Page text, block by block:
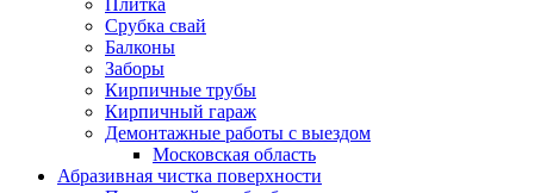
Срубка свай
Балконы
Заборы
Кирпичные трубы
Кирпичный гараж
Демонтажные работы с выездом
Московская область
Абразивная чистка поверхности